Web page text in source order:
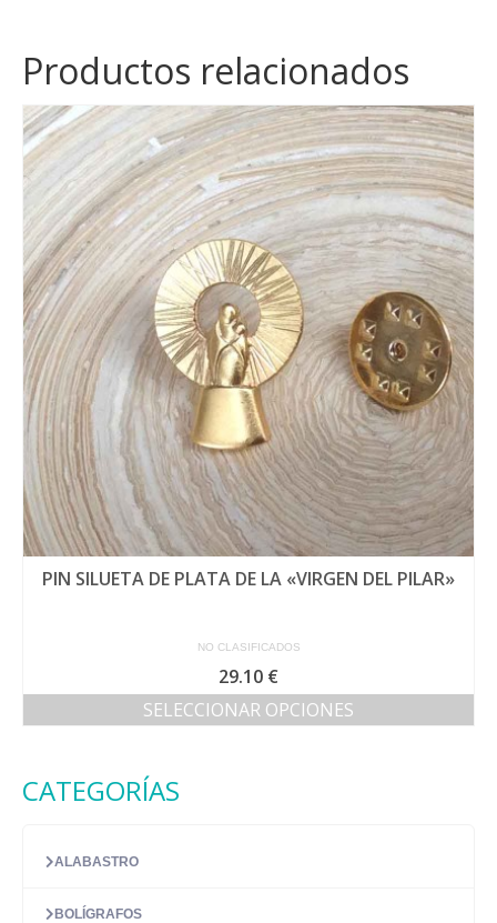
Productos relacionados
PIN SILUETA DE PLATA DE LA «VIRGEN DEL PILAR»
NO CLASIFICADOS
29.10 €
SELECCIONAR OPCIONES
CATEGORÍAS
ALABASTRO
BOLÍGRAFOS